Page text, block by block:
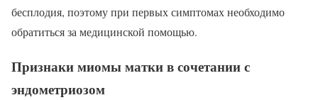
бесплодия, поэтому при первых симптомах необходимо
обратиться за медицинской помощью.
Признаки миомы матки в сочетании с
эндометриозом